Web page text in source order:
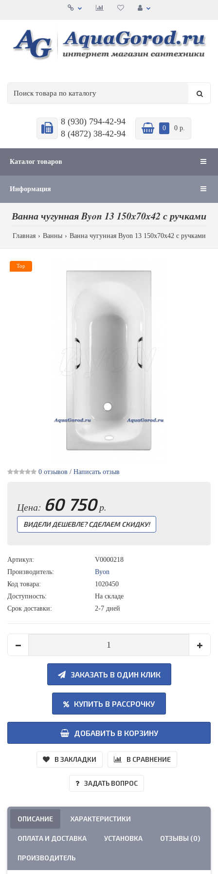
8 (930) 794-42-94
8 (4872) 38-42-94
0 0 р.
Каталог товаров
Информация
Ванна чугунная Byon 13 150x70x42 с ручками
Главная Ванны Ванна чугунная Byon 13 150x70x42 с ручками
Top
0 отзывов / Написать отзыв
Цена: 60 750р.
ВИДЕЛИ ДЕШЕВЛЕ? СДЕЛАЕМ СКИДКУ!
Артикул:
V0000218
Производитель:
Byon
Код товара:
1020450
Доступность:
На складе
Срок доставки:
2-7 дней
ЗАКАЗАТЬ В ОДИН КЛИК
КУПИТЬ В РАССРОЧКУ
ДОБАВИТЬ В КОРЗИНУ
В ЗАКЛАДКИ В СРАВНЕНИЕ
ЗАДАТЬ ВОПРОС
ОПИСАНИЕ ХАРАКТЕРИСТИКИ
ОПЛАТА И ДОСТАВКА УСТАНОВКА ОТЗЫВЫ (0)
ПРОИЗВОДИТЕЛЬ